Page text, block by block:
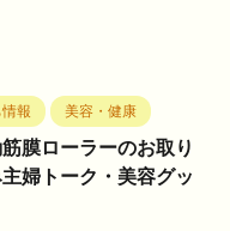
報 美容・健康
筋膜ローラーのお取り
婦トーク・美容グッ